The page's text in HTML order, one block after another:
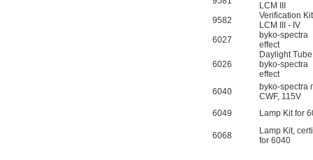
LCM III
9582
Verification
LCM III - IV
6027
byko-spectra
effect
6026
Daylight
byko-spectra
effect
6040
byko-spectra
CWF, 115V
6049
Lamp Kit for
6068
Lamp Kit,
for 6040